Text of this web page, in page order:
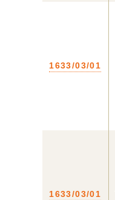
1633/03/01
1633/03/01